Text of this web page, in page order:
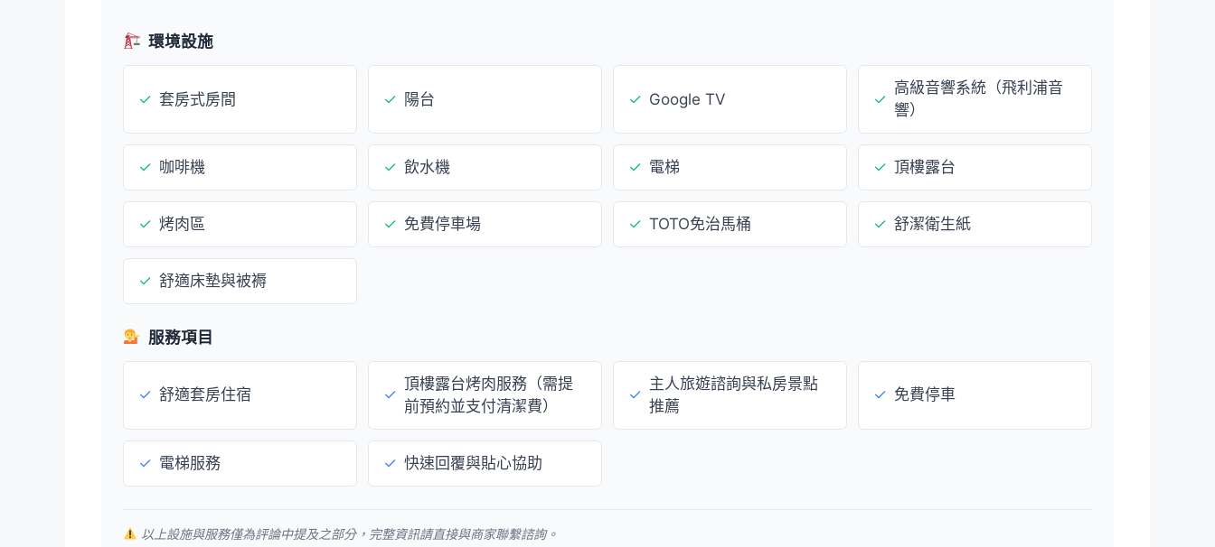
環境設施
✓ 套房式房間 ✓ 陽台 ✓ Google TV ✓
高級音響系統（飛利浦音
響）
✓ 咖啡機 ✓ 飲水機 ✓ 電梯 ✓ 頂樓露台
✓ 烤肉區 ✓ 免費停車場 ✓ TOTO免治馬桶 ✓ 舒潔衛生紙
✓ 舒適床墊與被褥
服務項目
✓ 舒適套房住宿 ✓
頂樓露台烤肉服務（需提
前預約並支付清潔費）
✓
主人旅遊諮詢與私房景點
推薦
✓ 免費停車
✓ 電梯服務 ✓ 快速回覆與貼心協助
以上設施與服務僅為評論中提及之部分，完整資訊請直接與商家聯繫諮詢。